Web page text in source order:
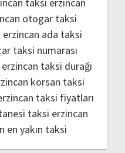
taksi erzincan
otogar taksi
erzincan ada taksi
taksi numarası
erzincan taksi durağı
korsan taksi
taksi fiyatları
taksi erzincan
en yakın taksi